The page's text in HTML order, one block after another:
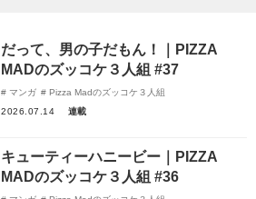
だって、男の子だもん！｜PIZZA
MADのズッコケ３人組 #37
マンガ
Pizza Madのズッコケ３人組
2026.07.14
連載
キューティーハニービー｜PIZZA
MADのズッコケ３人組 #36